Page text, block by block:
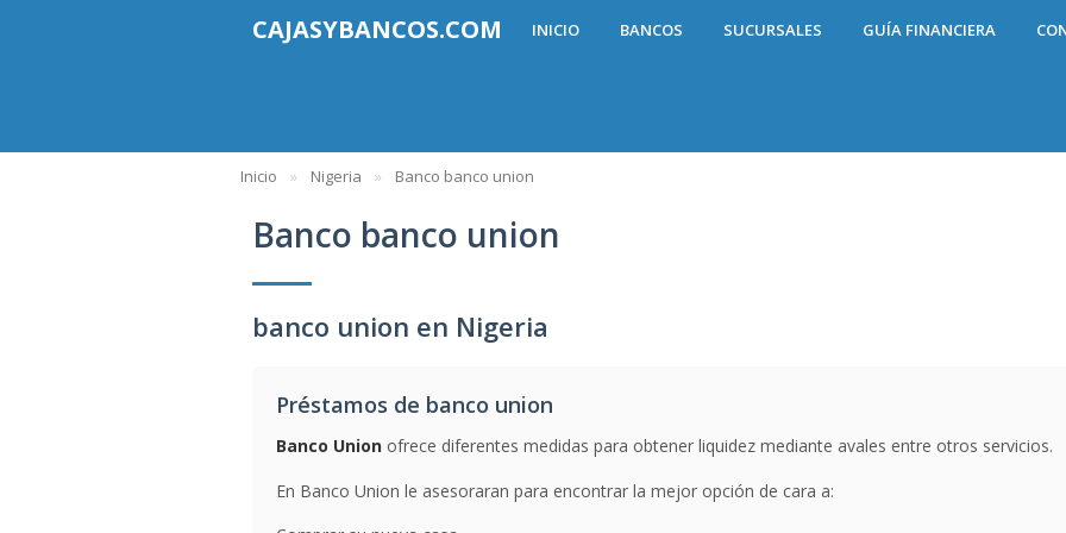
CAJASYBANCOS.COM INICIO BANCOS SUCURSALES GUÍA FINANCIERA
Inicio Nigeria Banco banco union
Banco banco union
banco union en Nigeria
Préstamos de banco union
Banco Union ofrece diferentes medidas para obtener liquidez mediante avales entre otros servicios.
En Banco Union le asesoraran para encontrar la mejor opción de cara a: